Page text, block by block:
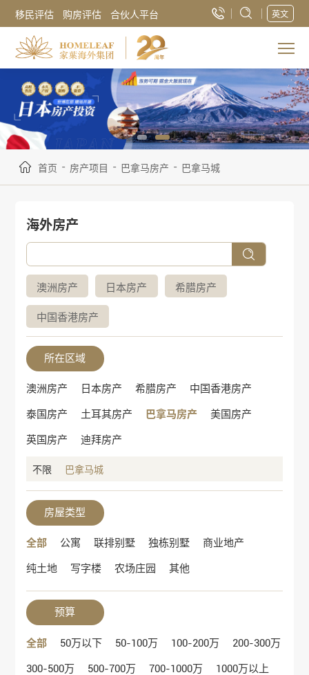
移民评估 购房评估 合伙人平台 英文
首页 - 房产项目 - 巴拿马房产 - 巴拿马城
海外房产
澳洲房产 日本房产 希腊房产
中国香港房产
所在区域
澳洲房产 日本房产 希腊房产 中国香港房产
泰国房产 土耳其房产 巴拿马房产 美国房产
英国房产 迪拜房产
不限 巴拿马城
房屋类型
全部 公寓 联排别墅 独栋别墅 商业地产
纯土地 写字楼 农场庄园 其他
预算
全部 50万以下 50-100万 100-200万 200-300万
300-500万 500-700万 700-1000万 1000万以上